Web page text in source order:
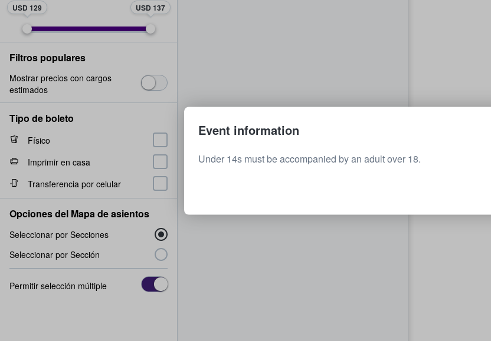
USD 129 USD 137
Filtros populares
Mostrar precios con cargos
estimados
Tipo de boleto
Físico
Imprimir en casa
Transferencia por celular
Opciones del Mapa de asientos
Seleccionar por Secciones
Seleccionar por Sección
Permitir selección múltiple
Event information
Under 14s must be accompanied by an adult over 18.